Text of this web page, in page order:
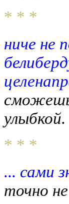
* * *
ниче не
сможешь
улыбкой.
* * *
... сами
точно